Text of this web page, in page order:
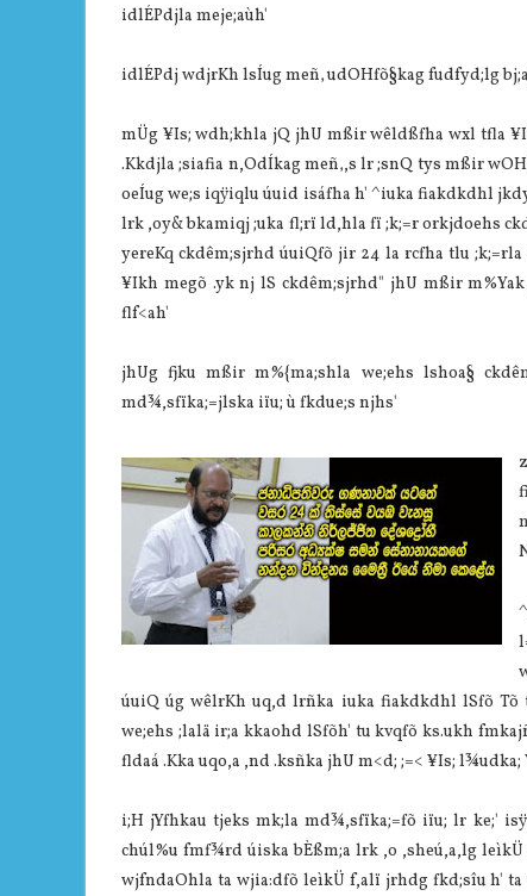
idlÉPdjla meje;aùh'
idlÉPdj wdjrKh lsÍug meñ‚ udOHfõ§kag fudfyd;lg
mÜg ¥Is; wdh;khla jQ jhU mßir wêldßfha wxl tfla
.Kkdjla ;siafia n,OdÍkag meñ‚,s lr ;snQ tys mßir
oeÍug we;s iqÿiqlu úuid isáfha h' ^iuka fiakdkdhl
lrk ,oy& bkamiqj ;uka fl;rï ld,hla fï ;k;=r orkjdoehs
yereKq ckdêm;sjrhd úuiQfõ jir 24 la rcfha tlu
¥Ikh megõ .yk nj lS ckdêm;sjrhd" jhU mßir
flf<ah'
jhUg fjku mßir m%{ma;shla we;ehs lshoa§
md¾,sfïka;=jlska iïu; ù fkdue;s njhs'
^
úuiQ úg wêlrKh uq,d lrñka iuka fiakdkdhl lSfõ
we;ehs ;lalä ir;a kkaohd lSfõh' tu kvqfõ ks.ukh
fldaá .Kka uqo,a ,nd .ksñka jhU m<d; ;=< ¥Is;
i;H jYfhkau tjeks mk;la md¾,sfïka;=fõ iïu; lr ke;'
chúl%u fmf¾rd úiska bÈßm;a lrk ,o ,sheú,a,lg
wjfndaOhla ta wjia:dfõ leìkÜ f,alï jrhdg fkd;sîu h'